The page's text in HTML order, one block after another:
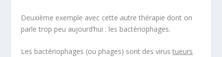
Deuxième exemple avec cette autre thérapie dont on
parle trop peu aujourd’hui : les bactériophages.
Les bactériophages (ou phages) sont des virustueurs